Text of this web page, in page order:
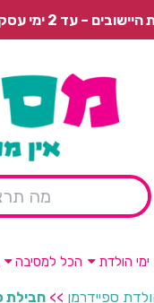
רגיל בתשלום או איסוף עצמי חינם.
ימי הולדת הכל למסיבה
ספיידרמן >> חבילת